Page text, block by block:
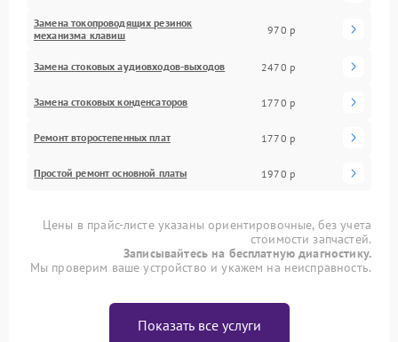
Замена токопроводящих резинок
механизма клавиш
970 р
Замена стоковых аудиовходов-выходов 2470 р
Замена стоковых конденсаторов 1770 р
Ремонт второстепенных плат 1770 р
Простой ремонт основной платы 1970 р
Цены в прайс-листе указаны ориентировочные, без учета
стоимости запчастей.
Записывайтесь на бесплатную диагностику.
Мы проверим ваше устройство и укажем на неисправность.
Показать все услуги